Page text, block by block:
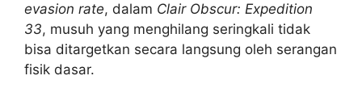
evasion rate, dalam Clair Obscur: Expedition
33, musuh yang menghilang seringkali tidak
bisa ditargetkan secara langsung oleh serangan
fisik dasar.